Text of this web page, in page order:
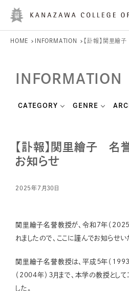
HOME INFORMATION 【訃報】関里繪
INFORMATION
CATEGORY GENRE
【訃報】関里繪子
お知らせ
2025年7月30日
関里繪子名誉教授が、令和7年（
れましたので、ここに謹んでお知らせい
関里繪子名誉教授は、平成５年（
（2004年）３月まで、本学の教授とし
した。